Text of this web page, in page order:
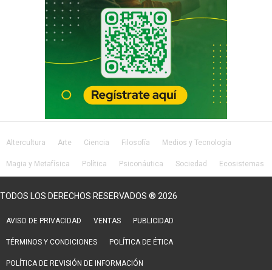
Altercultura Arte Ciencia Filosofía Medios y Tecnología
Magia y Metafísica Política Psiconáutica Sociedad Ecosistemas
TODOS LOS DERECHOS RESERVADOS ® 2026
AVISO DE PRIVACIDAD VENTAS PUBLICIDAD
TÉRMINOS Y CONDICIONES POLÍTICA DE ÉTICA
POLÍTICA DE REVISIÓN DE INFORMACIÓN